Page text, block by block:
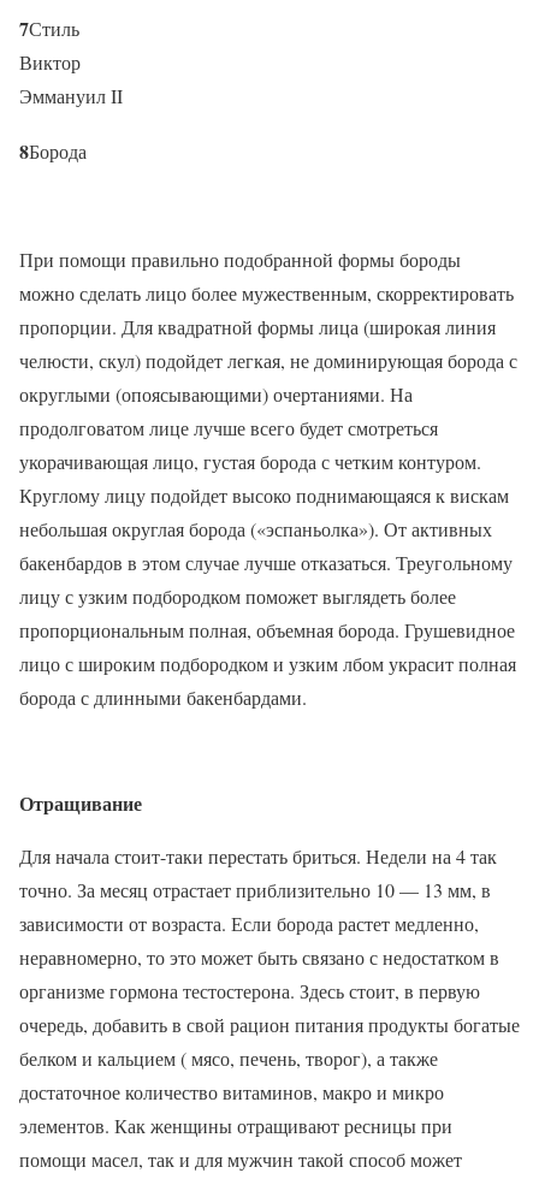
7Стиль
Виктор
Эммануил II
8Борода
При помощи правильно подобранной формы бороды
можно сделать лицо более мужественным, скорректировать
пропорции. Для квадратной формы лица (широкая линия
челюсти, скул) подойдет легкая, не доминирующая борода с
округлыми (опоясывающими) очертаниями. На
продолговатом лице лучше всего будет смотреться
укорачивающая лицо, густая борода с четким контуром.
Круглому лицу подойдет высоко поднимающаяся к вискам
небольшая округлая борода («эспаньолка»). От активных
бакенбардов в этом случае лучше отказаться. Треугольному
лицу с узким подбородком поможет выглядеть более
пропорциональным полная, объемная борода. Грушевидное
лицо с широким подбородком и узким лбом украсит полная
борода с длинными бакенбардами.
Отращивание
Для начала стоит-таки перестать бриться. Недели на 4 так
точно. За месяц отрастает приблизительно 10 — 13 мм, в
зависимости от возраста. Если борода растет медленно,
неравномерно, то это может быть связано с недостатком в
организме гормона тестостерона. Здесь стоит, в первую
очередь, добавить в свой рацион питания продукты богатые
белком и кальцием ( мясо, печень, творог), а также
достаточное количество витаминов, макро и микро
элементов. Как женщины отращивают ресницы при
помощи масел, так и для мужчин такой способ может